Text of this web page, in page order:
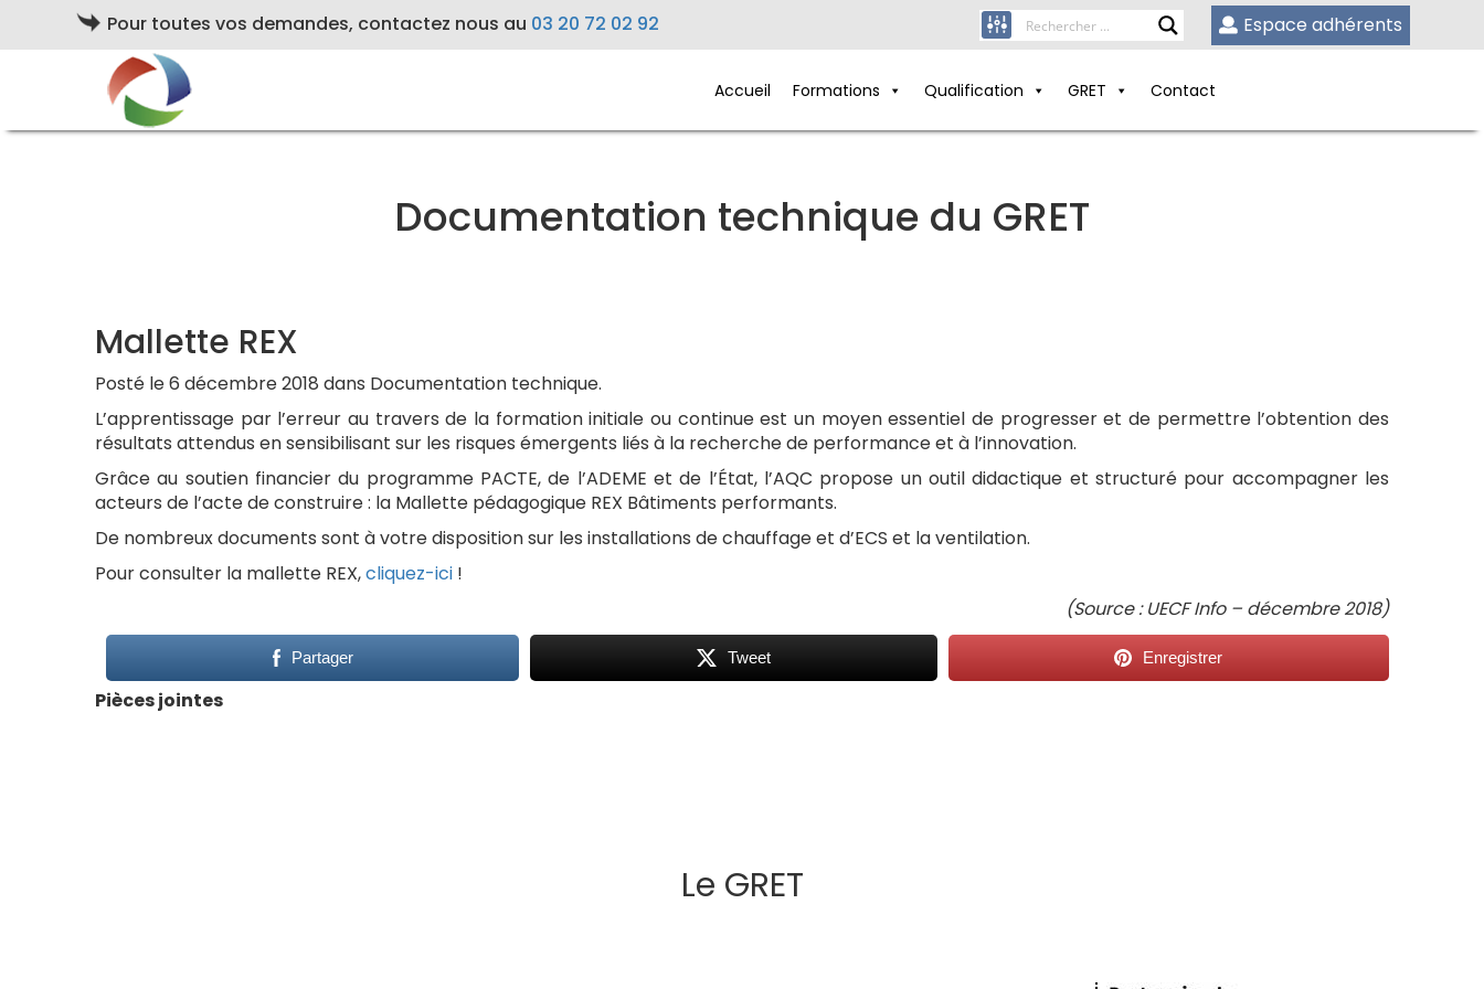
Pour toutes vos demandes, contactez nous au 03 20 72 02 92 Espace adhérents
Accueil Formations Qualification GRET Contact
Documentation technique du GRET
Mallette REX
Posté le 6 décembre 2018 dans Documentation technique.
L’apprentissage par l’erreur au travers de la formation initiale ou continue est un moyen essentiel de progresser et de permettre l’obtention des
résultats attendus en sensibilisant sur les risques émergents liés à la recherche de performance et à l’innovation.
Grâce au soutien financier du programme PACTE, de l’ADEME et de l’État, l’AQC propose un outil didactique et structuré pour accompagner les
acteurs de l’acte de construire : la Mallette pédagogique REX Bâtiments performants.
De nombreux documents sont à votre disposition sur les installations de chauffage et d’ECS et la ventilation.
Pour consulter la mallette REX,cliquez-ici !
(Source : UECF Info – décembre 2018)
Partager Tweet Enregistrer
Pièces jointes
Le GRET